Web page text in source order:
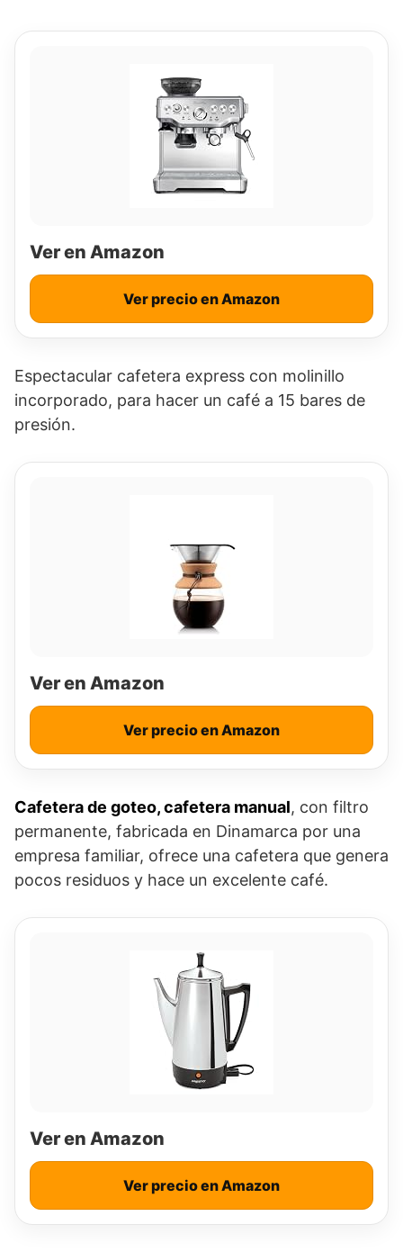
Ver en Amazon
Ver precio en Amazon
Espectacular cafetera express con molinillo
incorporado, para hacer un café a 15 bares de
presión.
Ver en Amazon
Ver precio en Amazon
Cafetera de goteo, cafetera manual, con filtro
permanente, fabricada en Dinamarca por una
empresa familiar, ofrece una cafetera que genera
pocos residuos y hace un excelente café.
Ver en Amazon
Ver precio en Amazon